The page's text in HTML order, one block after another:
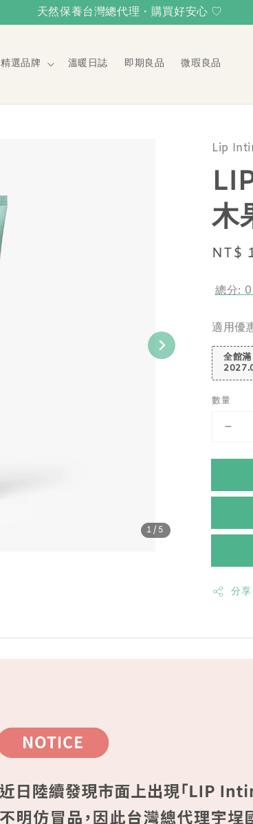
天然保養台灣總代理・購買好安心 ♡
精選品牌 溫暖日誌 即期良品 微瑕良品
1/5
Lip
木
NT$
總分: 0
適用優
全館
數量
分享